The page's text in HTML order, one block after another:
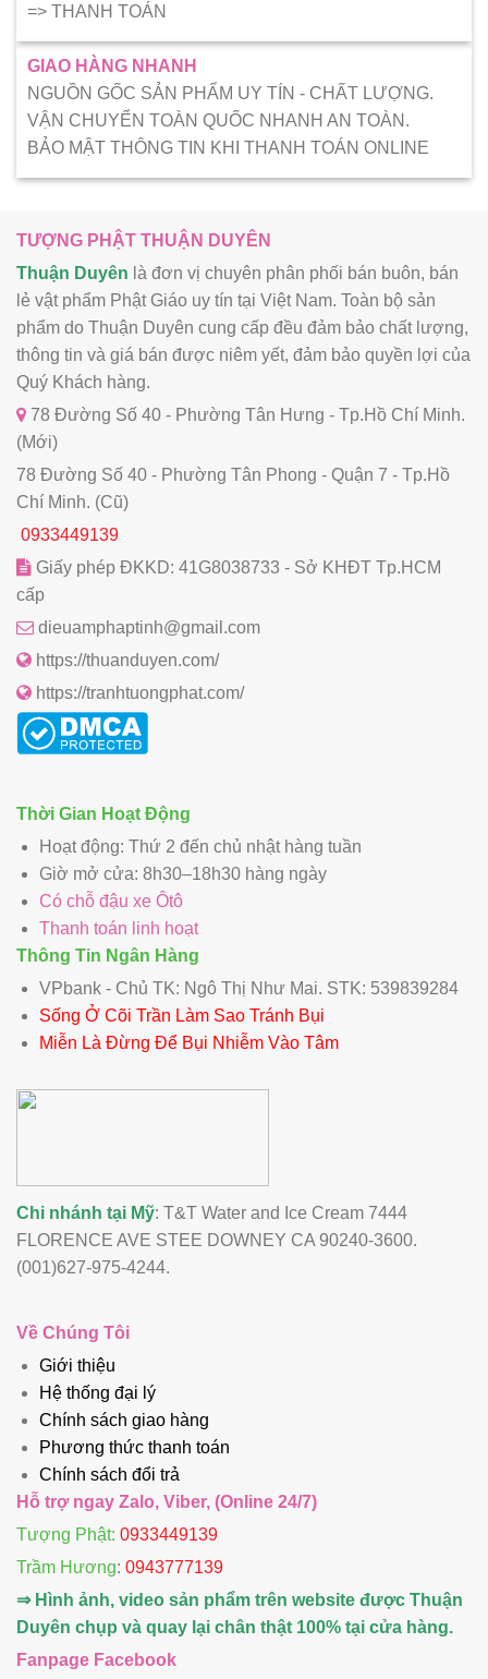
=> THANH TOÁN
GIAO HÀNG NHANH
NGUỒN GỐC SẢN PHẨM UY TÍN - CHẤT LƯỢNG.
VẬN CHUYỂN TOÀN QUỐC NHANH AN TOÀN.
BẢO MẬT THÔNG TIN KHI THANH TOÁN ONLINE
TƯỢNG PHẬT THUẬN DUYÊN
Thuận Duyên là đơn vị chuyên phân phối bán buôn, bán
lẻ vật phẩm Phật Giáo uy tín tại Việt Nam. Toàn bộ sản
phẩm do Thuận Duyên cung cấp đều đảm bảo chất lượng,
thông tin và giá bán được niêm yết, đảm bảo quyền lợi của
Quý Khách hàng.
78 Đường Số 40 - Phường Tân Hưng - Tp.Hồ Chí Minh.
(Mới)
78 Đường Số 40 - Phường Tân Phong - Quận 7 - Tp.Hồ
Chí Minh. (Cũ)
0933449139
Giấy phép ĐKKD: 41G8038733 - Sở KHĐT Tp.HCM
cấp
dieuamphaptinh@gmail.com
https://thuanduyen.com/
https://tranhtuongphat.com/
Thời Gian Hoạt Động
Hoạt động: Thứ 2 đến chủ nhật hàng tuần
Giờ mở cửa: 8h30–18h30 hàng ngày
Có chỗ đậu xe Ôtô
Thanh toán linh hoạt
Thông Tin Ngân Hàng
VPbank - Chủ TK: Ngô Thị Như Mai. STK: 539839284
Sống Ở Cõi Trần Làm Sao Tránh Bụi
Miễn Là Đừng Để Bụi Nhiễm Vào Tâm
Chi nhánh tại Mỹ: T&T Water and Ice Cream 7444
FLORENCE AVE STEE DOWNEY CA 90240-3600.
(001)627-975-4244.
Về Chúng Tôi
Giới thiệu
Hệ thống đại lý
Chính sách giao hàng
Phương thức thanh toán
Chính sách đổi trả
Hỗ trợ ngay Zalo, Viber, (Online 24/7)
Tượng Phật: 0933449139
Trầm Hương: 0943777139
⇒ Hình ảnh, video sản phẩm trên website được Thuận
Duyên chụp và quay lại chân thật 100% tại cửa hàng.
Fanpage Facebook